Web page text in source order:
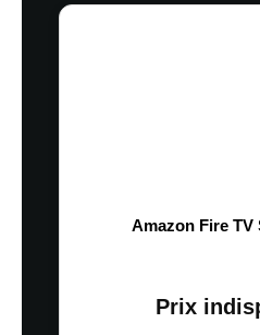
Amazon Fire TV
Prix